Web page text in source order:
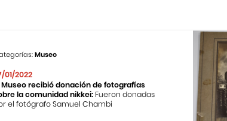
Museo
01/2022
Museo recibió donación de fotografías
la comunidad nikkei: Fueron donadas
el fotógrafo Samuel Chambi